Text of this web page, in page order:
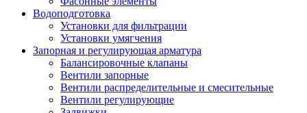
Водоподготовка
Установки для фильтрации
Установки умягчения
Запорная и регулирующая арматура
Балансировочные клапаны
Вентили запорные
Вентили распределительные и смесительные
Вентили регулирующие